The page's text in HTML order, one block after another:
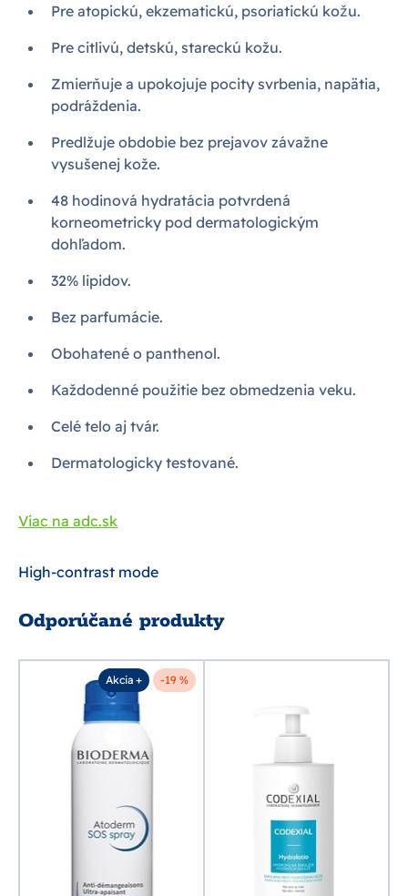
Pre atopickú, ekzematickú, psoriatickú kožu.
Pre citlivú, detskú, stareckú kožu.
Zmierňuje a upokojuje pocity svrbenia, napätia,
podráždenia.
Predlžuje obdobie bez prejavov závažne
vysušenej kože.
48 hodinová hydratácia potvrdená
korneometricky pod dermatologickým
dohľadom.
32% lipidov.
Bez parfumácie.
Obohatené o panthenol.
Každodenné použitie bez obmedzenia veku.
Celé telo aj tvár.
Dermatologicky testované.
Viac na adc.sk
High-contrast mode
Odporúčané produkty
Akcia + -19 %